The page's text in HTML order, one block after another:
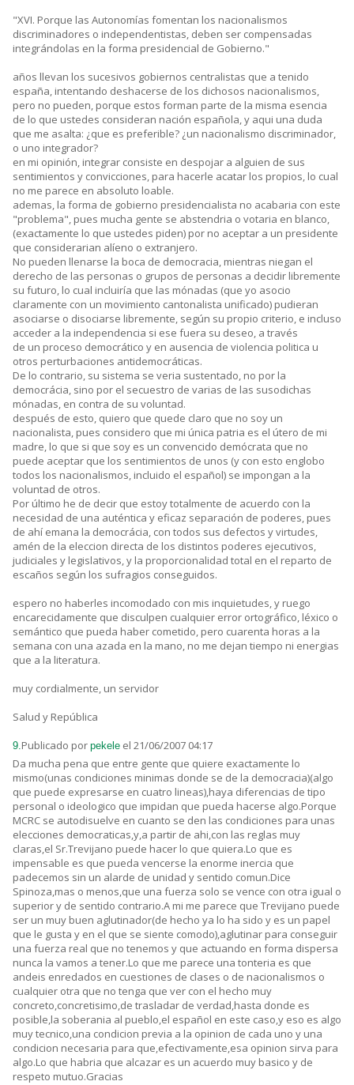
"XVI. Porque las Autonomías fomentan los nacionalismos
discriminadores o independentistas, deben ser compensadas
integrándolas en la forma presidencial de Gobierno."
años llevan los sucesivos gobiernos centralistas que a tenido
españa, intentando deshacerse de los dichosos nacionalismos,
pero no pueden, porque estos forman parte de la misma esencia
de lo que ustedes consideran nación española, y aqui una duda
que me asalta: ¿que es preferible? ¿un nacionalismo discriminador,
o uno integrador?
en mi opinión, integrar consiste en despojar a alguien de sus
sentimientos y convicciones, para hacerle acatar los propios, lo cual
no me parece en absoluto loable.
ademas, la forma de gobierno presidencialista no acabaria con este
"problema", pues mucha gente se abstendria o votaria en blanco,
(exactamente lo que ustedes piden) por no aceptar a un presidente
que considerarian alíeno o extranjero.
No pueden llenarse la boca de democracia, mientras niegan el
derecho de las personas o grupos de personas a decidir libremente
su futuro, lo cual incluiría que las mónadas (que yo asocio
claramente con un movimiento cantonalista unificado) pudieran
asociarse o disociarse libremente, según su propio criterio, e incluso
acceder a la independencia si ese fuera su deseo, a través
de un proceso democrático y en ausencia de violencia politica u
otros perturbaciones antidemocráticas.
De lo contrario, su sistema se veria sustentado, no por la
democrácia, sino por el secuestro de varias de las susodichas
mónadas, en contra de su voluntad.
después de esto, quiero que quede claro que no soy un
nacionalista, pues considero que mi única patria es el útero de mi
madre, lo que si que soy es un convencido demócrata que no
puede aceptar que los sentimientos de unos (y con esto englobo
todos los nacionalismos, incluido el español) se impongan a la
voluntad de otros.
Por último he de decir que estoy totalmente de acuerdo con la
necesidad de una auténtica y eficaz separación de poderes, pues
de ahí emana la democrácia, con todos sus defectos y virtudes,
amén de la eleccion directa de los distintos poderes ejecutivos,
judiciales y legislativos, y la proporcionalidad total en el reparto de
escaños según los sufragios conseguidos.
espero no haberles incomodado con mis inquietudes, y ruego
encarecidamente que disculpen cualquier error ortográfico, léxico o
semántico que pueda haber cometido, pero cuarenta horas a la
semana con una azada en la mano, no me dejan tiempo ni energias
que a la literatura.
muy cordialmente, un servidor
Salud y República
9.Publicado por pekele el 21/06/2007 04:17
Da mucha pena que entre gente que quiere exactamente lo
mismo(unas condiciones minimas donde se de la democracia)(algo
que puede expresarse en cuatro lineas),haya diferencias de tipo
personal o ideologico que impidan que pueda hacerse algo.Porque
MCRC se autodisuelve en cuanto se den las condiciones para unas
elecciones democraticas,y,a partir de ahi,con las reglas muy
claras,el Sr.Trevijano puede hacer lo que quiera.Lo que es
impensable es que pueda vencerse la enorme inercia que
padecemos sin un alarde de unidad y sentido comun.Dice
Spinoza,mas o menos,que una fuerza solo se vence con otra igual o
superior y de sentido contrario.A mi me parece que Trevijano puede
ser un muy buen aglutinador(de hecho ya lo ha sido y es un papel
que le gusta y en el que se siente comodo),aglutinar para conseguir
una fuerza real que no tenemos y que actuando en forma dispersa
nunca la vamos a tener.Lo que me parece una tonteria es que
andeis enredados en cuestiones de clases o de nacionalismos o
cualquier otra que no tenga que ver con el hecho muy
concreto,concretisimo,de trasladar de verdad,hasta donde es
posible,la soberania al pueblo,el español en este caso,y eso es algo
muy tecnico,una condicion previa a la opinion de cada uno y una
condicion necesaria para que,efectivamente,esa opinion sirva para
algo.Lo que habria que alcazar es un acuerdo muy basico y de
respeto mutuo.Gracias